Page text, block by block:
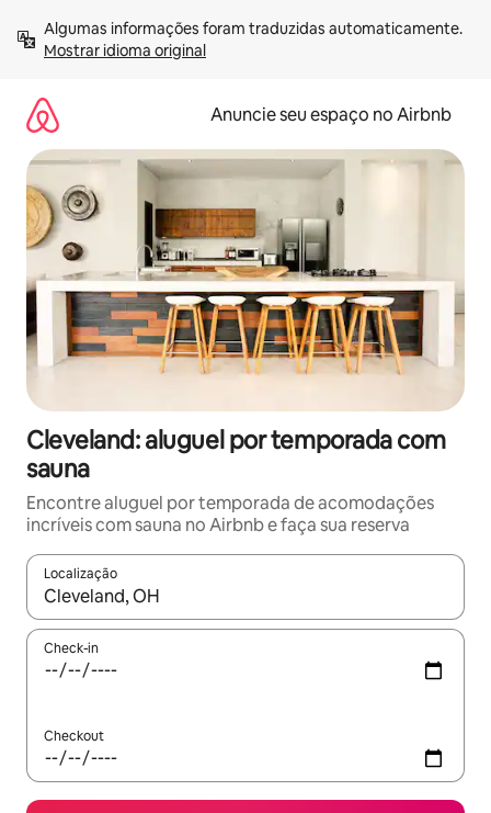
para
Mostrar idioma original
Anuncie seu espaço no Airbnb
Cleveland: aluguel por temporada com
sauna
Encontre aluguel por temporada de acomodações
incríveis com sauna no Airbnb e faça sua reserva
Localização
Quando os resultados estiverem disponíveis, explore-os
Check-in
Checkout